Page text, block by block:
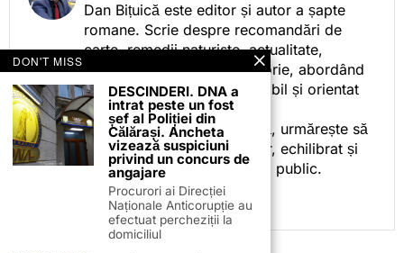
Dan Bițuică este editor și autor a șapte
romane. Scrie despre recomandări de
carte, remedii naturiste, actualitate,
cotidian politic, sport și istorie, abordând
subiectele într-un stil accesibil și orientat
spre informare.
Prin activitatea sa editorială, urmărește să
ofere cititorilor conținut clar, echilibrat și
relevant, adaptat interesului public.
DON'T MISS
DESCINDERI. DNA a
intrat peste un fost
șef al Poliției din
Călărași. Ancheta
vizează suspiciuni
privind un concurs de
angajare
Procurori ai Direcției
Naționale Anticorupție au
efectuat percheziții la
domiciliul